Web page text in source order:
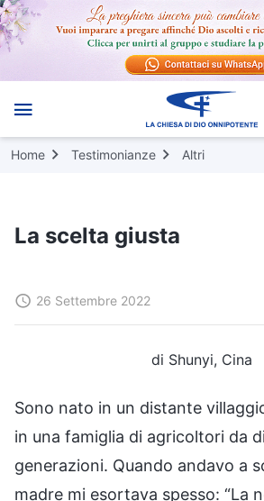
Home Testimonianze Altri
La scelta giusta
26 Settembre 2022
di Shunyi, Cina
Sono nato in un distante
in una famiglia di agricoltori da
generazioni. Quando andavo a
madre mi esortava spesso: “La